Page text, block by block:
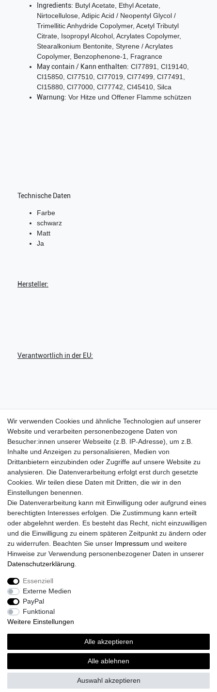
Ingredients: Butyl Acetate, Ethyl Acetate,
Nirtocellulose, Adipic Acid / Neopentyl Glycol /
Trimellitic Anhydride Copolymer, Acetyl Tributyl
Citrate, Isopropyl Alcohol, Acrylates Copolymer,
Stearalkonium Bentonite, Styrene / Acrylates
Copolymer, Benzophenone-1, Fragrance
May contain / Kann enthalten: CI77891, CI19140,
CI15850, CI77510, CI77019, CI77499, CI77491,
CI15880, CI77000, CI77742, CI45410, Silca
Warnung: Vor Hitze und Offener Flamme schützen
Technische Daten
Farbe
schwarz
Matt
Ja
Hersteller:
Verantwortlich in der EU:
Mein Konto
Login
Registrierung
Warenkorb
Kasse
Einkaufen
Versandarten & -kosten
Zahlungsarten
Bankdaten
Batterieentsorgung
Widerrufsformular
Unternehmen
Kontakt
Datenschutzerklärung
Widerrufsrecht
Impressum
AGB
© Copyright 2020 DarXity GbR. Gestaltung, Design und Style durch DarXity
GbR. Alle Rechte vorbehalten.
Versandkosten. * Pflichtfeld
Wir verwenden Cookies und ähnliche Technologien auf unserer
Website und verarbeiten personenbezogene Daten von
Besucher:innen unserer Webseite (z.B. IP-Adresse), um z.B.
Inhalte und Anzeigen zu personalisieren, Medien von
Drittanbietern einzubinden oder Zugriffe auf unsere Website zu
analysieren. Die Datenverarbeitung erfolgt erst durch gesetzte
Cookies. Wir teilen diese Daten mit Dritten, die wir in den
Einstellungen benennen.
Die Datenverarbeitung kann mit Einwilligung oder aufgrund eines
berechtigten Interesses erfolgen. Die Zustimmung kann erteilt
oder abgelehnt werden. Es besteht das Recht, nicht einzuwilligen
und die Einwilligung zu einem späteren Zeitpunkt zu ändern oder
zu widerrufen. Beachten Sie unser Impressum und weitere
Hinweise zur Verwendung personenbezogener Daten in unserer
Daten­schutz­erklärung
Essenziell
Externe Medien
PayPal
Funktional
Weitere Einstellungen
Alle akzeptieren
Alle ablehnen
Auswahl akzeptieren